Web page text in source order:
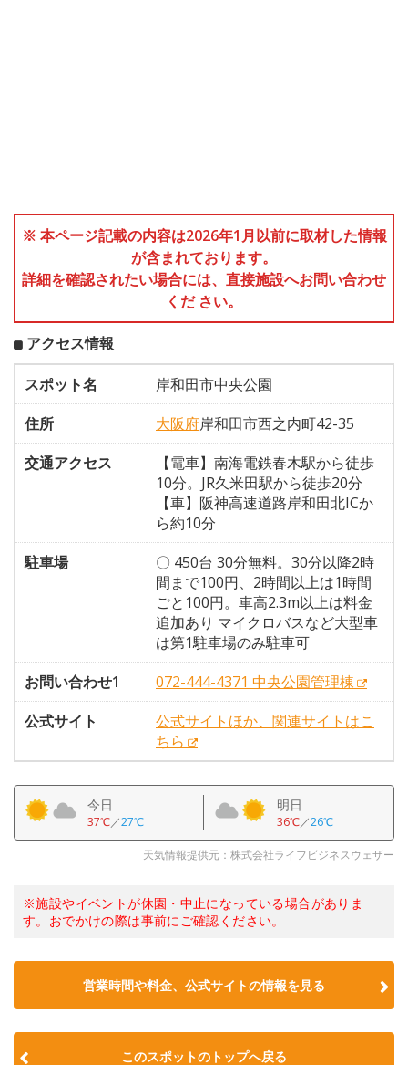
※ 本ページ記載の内容は2026年1月以前に取材した情報
が含まれております。
詳細を確認されたい場合には、直接施設へお問い合わせ
くだ さい。
アクセス情報
スポット名
岸和田市中央公園
住所
大阪府岸和田市西之内町42-35
交通アクセス
【電車】南海電鉄春木駅から徒歩
10分。JR久米田駅から徒歩20分
【車】阪神高速道路岸和田北ICか
ら約10分
駐車場
〇 450台 30分無料。30分以降2時
間まで100円、2時間以上は1時間
ごと100円。車高2.3m以上は料金
追加あり マイクロバスなど大型車
は第1駐車場のみ駐車可
お問い合わせ1
072-444-4371 中央公園管理棟
公式サイト
公式サイトほか、関連サイトはこ
ちら
今日
37℃／27℃
明日
36℃／26℃
天気情報提供元：株式会社ライフビジネスウェザー
※施設やイベントが休園・中止になっている場合がありま
す。おでかけの際は事前にご確認ください。
営業時間や料金、公式サイトの情報を見る
このスポットのトップへ戻る